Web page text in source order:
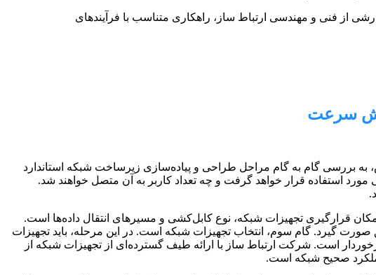
از فنی و مهندسی ارتباط ساز، راهکاری متناسب با فرآیندهای
سرعت
به بررسی گام به گام مراحل طراحی و پیاده‌سازی زیرساخت شبکه استاندارد
استفاده قرار خواهد گرفت و چه تعداد کاربر به آن متصل خواهند شد.
قرارگیری تجهیزات شبکه، نوع کابل‌کشی و مسیرهای انتقال داده‌ها است.
صورت گیرد. گام سوم، انتخاب تجهیزات شبکه است. در این مرحله، باید تجهیزات
است. شرکت ارتباط ساز با ارائه طیف گسترده‌ای از تجهیزات شبکه از
صحیح شبکه است.